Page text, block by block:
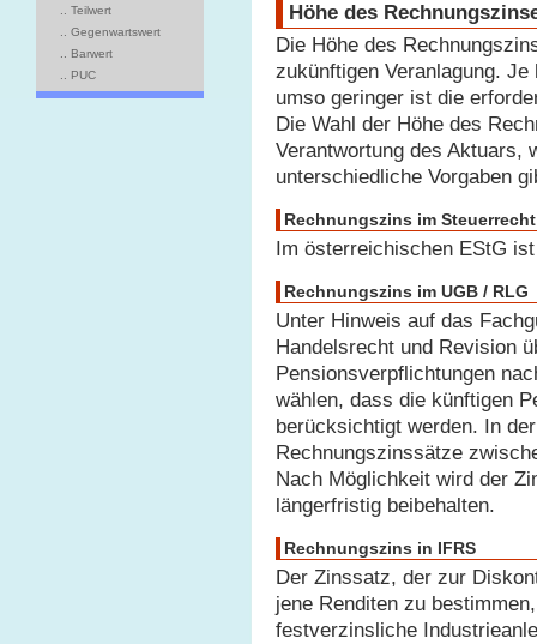
.. Teilwert
.. Gegenwartswert
.. Barwert
.. PUC
Höhe des
Die Höhe des
zukünftigen Veranlagung.
umso geringer ist die
Die Wahl der Höhe des
Verantwortung des Aktuars,
unterschiedliche Vorgaben
Rechnungszins im Steuerrecht
Im österreichischen EStG
Rechnungszins im UGB / RLG
Unter Hinweis auf das
Handelsrecht und Revision
Pensionsverpflichtungen
wählen, dass die künftigen
berücksichtigt werden. In
Rechnungszinssätze
Nach Möglichkeit wird der
längerfristig beibehalten.
Rechnungszins in IFRS
Der Zinssatz, der zur
jene Renditen zu
festverzinsliche